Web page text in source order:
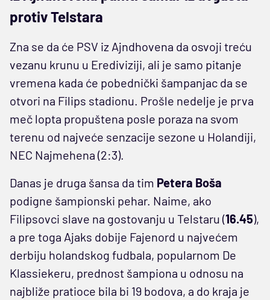
protiv Telstara
Zna se da će PSV iz Ajndhovena da osvoji treću
vezanu krunu u Erediviziji, ali je samo pitanje
vremena kada će pobednički šampanjac da se
otvori na Filips stadionu. Prošle nedelje je prva
meč lopta propuštena posle poraza na svom
terenu od najveće senzacije sezone u Holandiji,
NEC Najmehena (2:3).
Danas je druga šansa da tim Petera Boša
podigne šampionski pehar. Naime, ako
Filipsovci slave na gostovanju u Telstaru (16.45),
a pre toga Ajaks dobije Fajenord u najvećem
derbiju holandskog fudbala, popularnom De
Klassiekeru, prednost šampiona u odnosu na
najbliže pratioce bila bi 19 bodova, a do kraja je